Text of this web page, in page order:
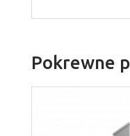
Pokrewne